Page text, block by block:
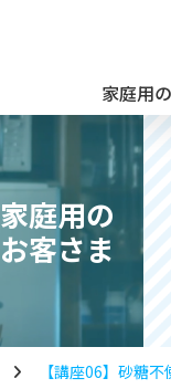
家庭用
家庭用の
お客さま
【講座06】砂糖